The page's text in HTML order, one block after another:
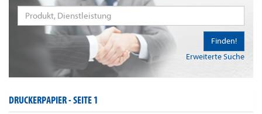
Erweiterte Suche
Finden!
DRUCKERPAPIER -SEITE 1